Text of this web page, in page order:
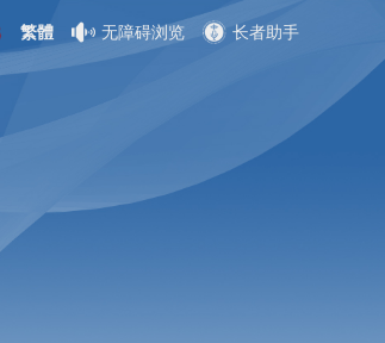
繁體 无障碍浏览 长者助手